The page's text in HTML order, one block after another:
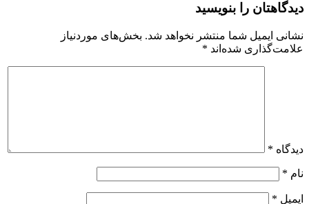
دیدگاهتان را بنویسید
نشانی ایمیل شما منتشر نخواهد شد. بخش‌های موردنیاز
علامت‌گذاری شده‌اند *
دیدگاه *
نام *
ایمیل *